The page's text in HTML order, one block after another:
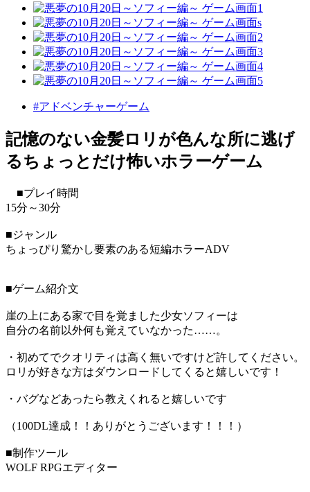
#アドベンチャーゲーム
記憶のない金髪ロリが色んな所に逃げ
るちょっとだけ怖いホラーゲーム
■プレイ時間
15分～30分
■ジャンル
ちょっぴり驚かし要素のある短編ホラーADV
■ゲーム紹介文
崖の上にある家で目を覚ました少女ソフィーは
自分の名前以外何も覚えていなかった……。
・初めてでクオリティは高く無いですけど許してください。
ロリが好きな方はダウンロードしてくると嬉しいです！
・バグなどあったら教えくれると嬉しいです
（100DL達成！！ありがとうございます！！！）
■制作ツール
WOLF RPGエディター